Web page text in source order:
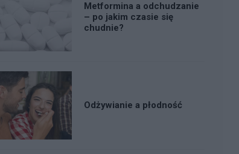
Metformina a odchudzanie
– po jakim czasie się
chudnie?
Odżywianie a płodność